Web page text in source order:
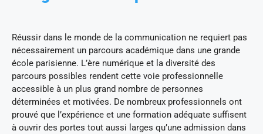
Réussir dans le monde de la communication ne requiert pas
nécessairement un parcours académique dans une grande
école parisienne. L’ère numérique et la diversité des
parcours possibles rendent cette voie professionnelle
accessible à un plus grand nombre de personnes
déterminées et motivées. De nombreux professionnels ont
prouvé que l’expérience et une formation adéquate suffisent
à ouvrir des portes tout aussi larges qu’une admission dans